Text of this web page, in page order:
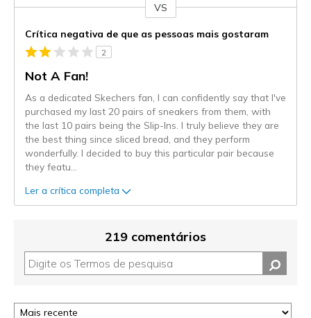
VS
Crítica negativa de que as pessoas mais gostaram
2
Not A Fan!
As a dedicated Skechers fan, I can confidently say that I've
purchased my last 20 pairs of sneakers from them, with
the last 10 pairs being the Slip-Ins. I truly believe they are
the best thing since sliced bread, and they perform
wonderfully. I decided to buy this particular pair because
they featu
Ler a crítica completa
219 comentários